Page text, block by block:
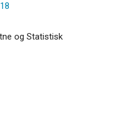
og Statistisk